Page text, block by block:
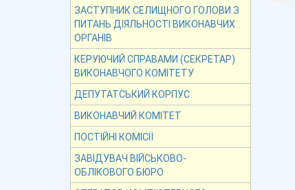
ЗАСТУПНИК СЕЛИЩНОГО ГОЛОВИ З
ПИТАНЬ ДІЯЛЬНОСТІ ВИКОНАВЧИХ
ОРГАНІВ
КЕРУЮЧИЙ СПРАВАМИ (СЕКРЕТАР)
ВИКОНАВЧОГО КОМІТЕТУ
ДЕПУТАТСЬКИЙ КОРПУС
ВИКОНАВЧИЙ КОМІТЕТ
ПОСТІЙНІ КОМІСІЇ
ЗАВІДУВАЧ ВІЙСЬКОВО-
ОБЛІКОВОГО БЮРО